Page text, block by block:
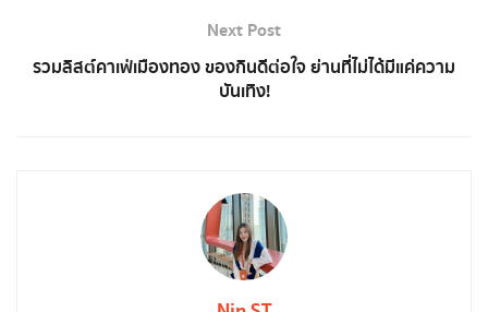
Next Post
รวมลิสต์คาเฟ่เมืองทอง ของกินดีต่อใจ ย่านที่ไม่ได้มีแค่ความ
บันเทิง!